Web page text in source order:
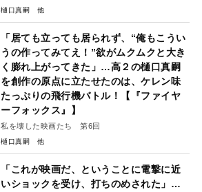
樋口真嗣
「居ても立っても居られず、“俺もこうい
うの作ってみてえ！”欲がムクムクと大き
く膨れ上がってきた」…高２の樋口真嗣
を創作の原点に立たせたのは、ケレン味
たっぷりの飛行機バトル！【『ファイヤ
ーフォックス』】
私を壊した映画たち 第6回
樋口真嗣
「これが映画だ、ということに電撃に近
いショックを受け、打ちのめされた」…